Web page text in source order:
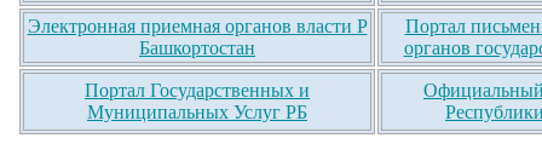
Электронная приемная органов власти Р
Башкортостан
Портал
органов
Портал Государственных и
Муниципальных Услуг РБ
Официальный